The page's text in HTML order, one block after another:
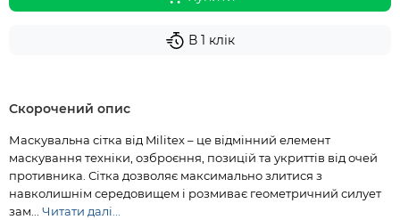
В 1 клік
Скорочений опис
Маскувальна сітка від Militex – це відмінний елемент
маскування техніки, озброєння, позицій та укриттів від очей
противника. Сітка дозволяє максимально злитися з
навколишнім середовищем і розмиває геометричний силует
зам... Читати далі...